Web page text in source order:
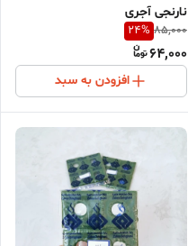
نارنجی آجری
85,000
24%
64,000
افزودن به سبد